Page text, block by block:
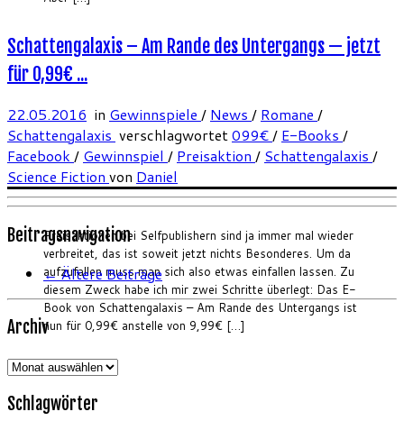
Preisaktionen bei Selfpublishern sind ja immer mal wieder
verbreitet, das ist soweit jetzt nichts Besonderes. Um da
aufzufallen muss man sich also etwas einfallen lassen. Zu
diesem Zweck habe ich mir zwei Schritte überlegt: Das E-
Book von Schattengalaxis – Am Rande des Untergangs ist
nun für 0,99€ anstelle von 9,99€ […]
Schattengalaxis – Am Rande des Untergangs — jetzt
für 0,99€ ...
22.05.2016 in Gewinnspiele / News / Romane /
Schattengalaxis verschlagwortet099€/ E-Books /
Facebook / Gewinnspiel / Preisaktion / Schattengalaxis /
Science Fiction von Daniel
Beitragsnavigation
←Ältere Beiträge
Archiv
Archiv
Schlagwörter